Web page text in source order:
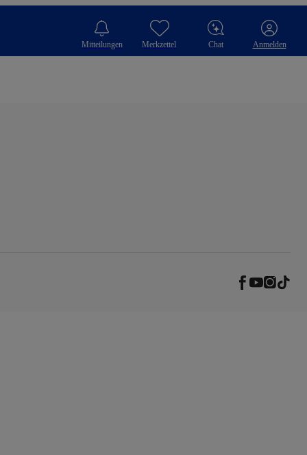
Mitteilungen Merkzettel Chat Anmelden